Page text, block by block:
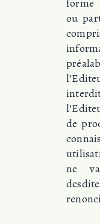
ou
de
ne